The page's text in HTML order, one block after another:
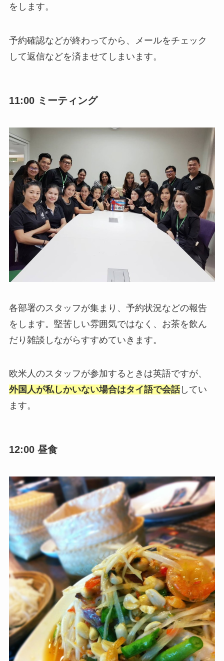
をします。
予約確認などが終わってから、メールをチェック
して返信などを済ませてしまいます。
11:00 ミーティング
各部署のスタッフが集まり、予約状況などの報告
をします。堅苦しい雰囲気ではなく、お茶を飲ん
だり雑談しながらすすめていきます。
欧米人のスタッフが参加するときは英語ですが、
外国人が私しかいない場合はタイ語で会話してい
ます。
12:00 昼食